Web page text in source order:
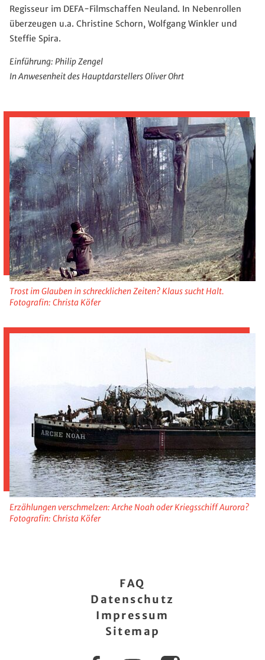
Regisseur im DEFA-Filmschaffen Neuland. In Nebenrollen
überzeugen u.a. Christine Schorn, Wolfgang Winkler und
Steffie Spira.
Einführung: Philip Zengel
In Anwesenheit des Hauptdarstellers Oliver Ohrt
Trost im Glauben in schrecklichen Zeiten? Klaus sucht Halt.
Fotografin: Christa Köfer
Erzählungen verschmelzen: Arche Noah oder Kriegsschiff Aurora?
Fotografin: Christa Köfer
FAQ
Datenschutz
Impressum
Sitemap